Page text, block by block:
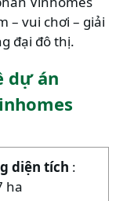
– vui chơi – giải
đại đô thị.
dự án
diện tích :
ha